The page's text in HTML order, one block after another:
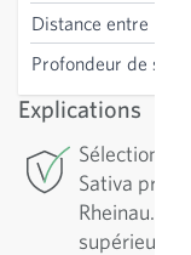
Distance entre les
Profondeur de semis
Explications
Sélection
Sativa
Rheinau.
supérieure,